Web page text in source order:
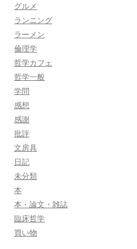
グルメ
ランニング
ラーメン
倫理学
哲学カフェ
哲学一般
学問
感想
感謝
批評
文房具
日記
未分類
本
本・論文・雑誌
臨床哲学
買い物